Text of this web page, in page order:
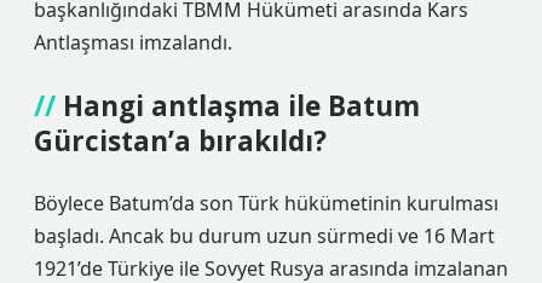
başkanlığındaki TBMM Hükümeti arasında Kars
Antlaşması imzalandı.
Hangi antlaşma ile Batum
Gürcistan’a bırakıldı?
Böylece Batum’da son Türk hükümetinin kurulması
başladı. Ancak bu durum uzun sürmedi ve 16 Mart
1921’de Türkiye ile Sovyet Rusya arasında imzalanan